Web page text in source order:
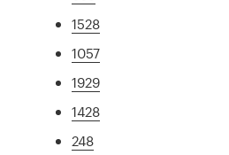
1528
1057
1929
1428
248